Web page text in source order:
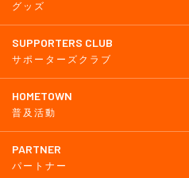
グッズ
SUPPORTERS CLUB
サポーターズクラブ
HOMETOWN
普及活動
PARTNER
パートナー